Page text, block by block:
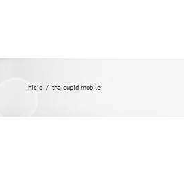
Inicio / thaicupid mobile